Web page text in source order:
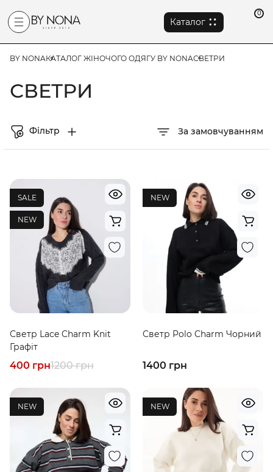
Каталог
0
BY NONAКАТАЛОГ ЖІНОЧОГО ОДЯГУ BY NONAСВЕТРИ
СВЕТРИ
Фільтр За замовчуванням
SALE
NEW
Светр Lace Charm Knit
Графіт
1200 грн
400 грн
NEW
Светр Polo Charm Чорний
1400 грн
NEW NEW